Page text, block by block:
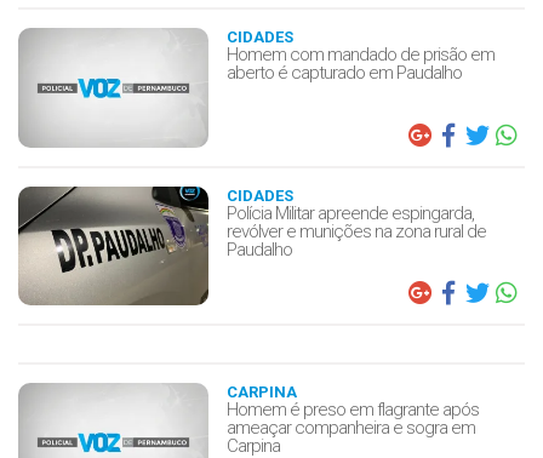
CIDADES
Homem com mandado de prisão em
aberto é capturado em Paudalho
CIDADES
Polícia Militar apreende espingarda,
revólver e munições na zona rural de
Paudalho
CARPINA
Homem é preso em flagrante após
ameaçar companheira e sogra em
Carpina